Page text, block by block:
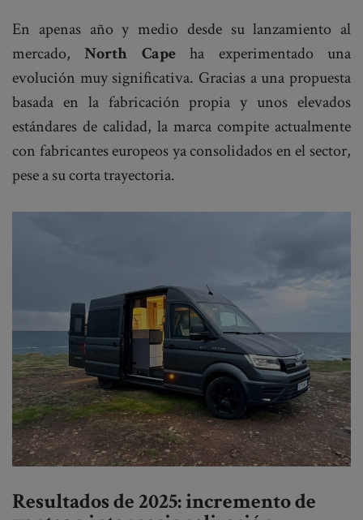
En apenas año y medio desde su lanzamiento al
mercado,North Capeha experimentado una
evolución muy significativa. Gracias a una propuesta
basada en la fabricación propia y unos elevados
estándares de calidad, la marca compite actualmente
con fabricantes europeos ya consolidados en el sector,
pese a su corta trayectoria.
Resultados de 2025: incremento de